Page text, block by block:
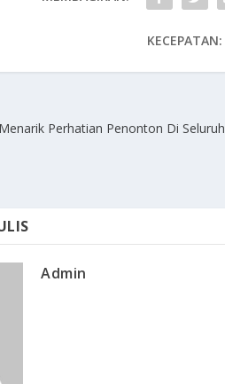
KECEPATAN:
Perhatian Penonton Di Seluruh
Admin